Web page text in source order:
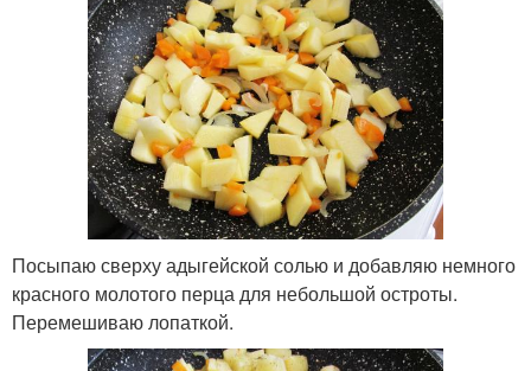
Посыпаю сверху адыгейской солью и добавляю немного
красного молотого перца для небольшой остроты.
Перемешиваю лопаткой.